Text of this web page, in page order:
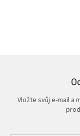
Vložte svůj e-mail a